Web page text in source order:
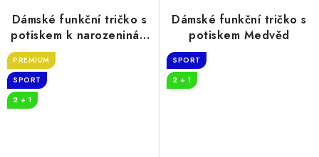
Dámské funkční tričko s
potiskem k narozeninám
30 let myslivost
PREMIUM
SPORT
2 + 1
Dámské funkční tričko s
potiskem Medvěd
SPORT
2 + 1